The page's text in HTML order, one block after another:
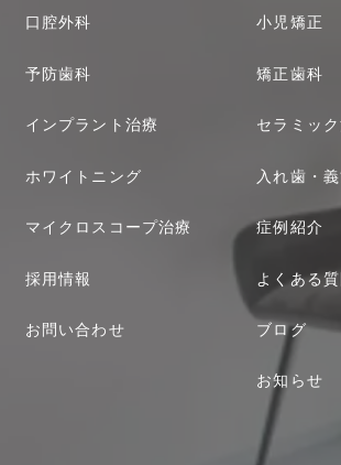
口腔外科 小児矯正
予防歯科 矯正歯科
インプラント治療 セラミッ
ホワイトニング 入れ歯・
マイクロスコープ治療 症例紹介
採用情報 よくある質
お問い合わせ ブログ
お知らせ